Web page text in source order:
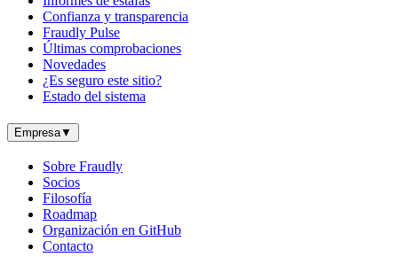
Confianza y transparencia
Fraudly Pulse
Últimas comprobaciones
Novedades
¿Es seguro este sitio?
Estado del sistema
Empresa▼
Sobre Fraudly
Socios
Filosofía
Roadmap
Organización en GitHub
Contacto